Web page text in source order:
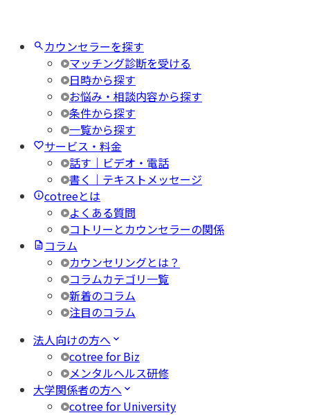
カウンセラーを探す
マッチング診断を受ける
日時から探す
お悩み・相談内容から探す
条件から探す
一覧から探す
サービス・料金
話す｜ビデオ・電話
書く｜テキストメッセージ
cotreeとは
よくある質問
コトリーとカウンセラーの関係
コラム
カウンセリングとは？
コラムカテゴリ一覧
新着のコラム
注目のコラム
法人向けの方へ
cotree for Biz
メンタルヘルス研修
大学関係者の方へ
cotree for University